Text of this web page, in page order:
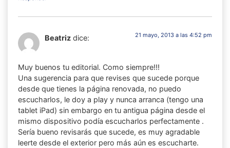
Beatriz dice: 21 mayo, 2013 a las 4:52 pm
Muy buenos tu editorial. Como siempre!!!
Una sugerencia para que revises que sucede porque
desde que tienes la página renovada, no puedo
escucharlos, le doy a play y nunca arranca (tengo una
tablet iPad) sin embargo en tu antigua página desde el
mismo dispositivo podía escucharlos perfectamente .
Sería bueno revisarás que sucede, es muy agradable
leerte desde el exterior pero más aún es escucharte.